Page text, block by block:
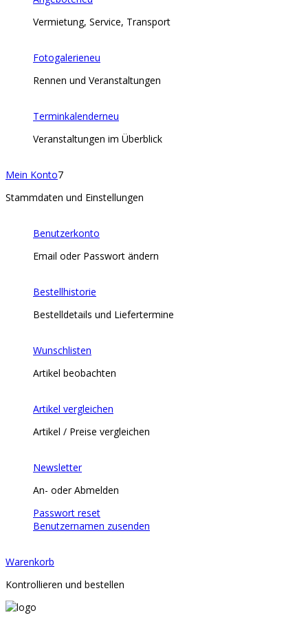
Vermietung, Service, Transport
Fotogalerieneu
Rennen und Veranstaltungen
Terminkalenderneu
Veranstaltungen im Überblick
Mein Konto7
Stammdaten und Einstellungen
Benutzerkonto
Email oder Passwort ändern
Bestellhistorie
Bestelldetails und Liefertermine
Wunschlisten
Artikel beobachten
Artikel vergleichen
Artikel / Preise vergleichen
Newsletter
An- oder Abmelden
Passwort reset
Benutzernamen zusenden
Warenkorb
Kontrollieren und bestellen